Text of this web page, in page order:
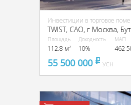
Инвестиции в торговое
Площадь
112.8 м²
Доходность
10%
МАП
462
55 500 000 pуб
УСН